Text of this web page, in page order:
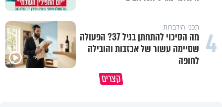
4 תכני הידברות
מה הסיכוי להתחתן בגיל 37? הפעולה
שסיימה עשור של אכזבות והובילה
לחופה
קצרים